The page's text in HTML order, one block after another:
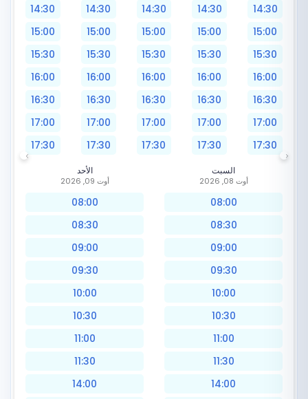
14:30
15:00
15:30
16:00
16:30
17:00
17:30
14:30
15:00
15:30
16:00
16:30
17:00
17:30
14:30
15:00
15:30
16:00
16:30
17:00
17:30
14:30
15:00
15:30
16:00
16:30
17:00
17:30
14:30
15:00
15:30
16:00
16:30
17:00
17:30
الأحد
أوت 09, 2026
08:00
08:30
09:00
09:30
10:00
10:30
11:00
11:30
14:00
السبت
أوت 08, 2026
08:00
08:30
09:00
09:30
10:00
10:30
11:00
11:30
14:00